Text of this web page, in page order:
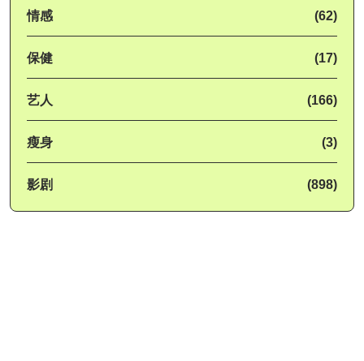
情感 (62)
保健 (17)
艺人 (166)
瘦身 (3)
影剧 (898)